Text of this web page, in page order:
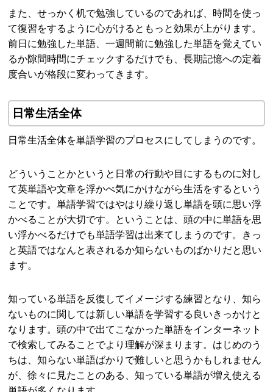
また、せっかく机で勉強しているのであれば、時間を使っ
て復習をするように心がけるともっと効果が上がります。
前日に勉強した単語、一週間前に勉強した単語を覚えてい
るか隙間時間にチェックするだけでも、長期記憶への定着
度合いが格段に変わってきます。
日常生活全体
日常生活全体を単語学習のプロセスにしてしまうのです。
どういうことかというと日常の行動や目にするものに対し
て英単語や文章を浮かべ気にかけながら生活をするという
ことです。単語学習ではやはり繰り返し単語を頭に思い浮
かべることが大切です。ということは、頭の中に単語を思
い浮かべるだけでも単語学習は出来てしまうのです。きっ
と英語ではなんと表されるか知らないものばかりだと思い
ます。
知っている単語を反復してイメージする練習となり、知ら
ないものに関しては新しい単語を学習する良いきっかけと
なります。頭の中で出てこなかった単語をインターネット
で検索してみることでより理解が深まります。はじめのう
ちは、知らない単語ばかりで難しいと思うかもしれません
が、徐々に見たことのある、知っている単語が増え使える